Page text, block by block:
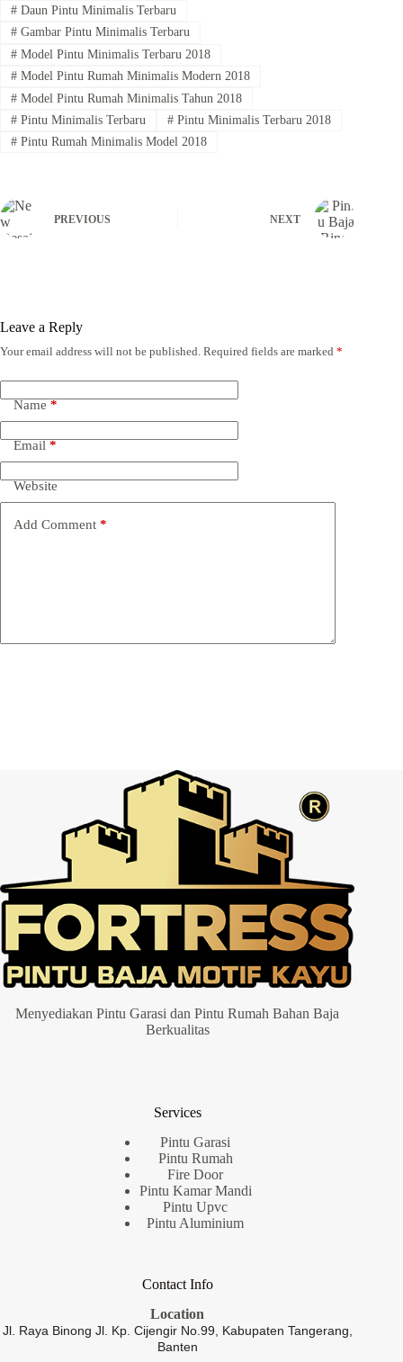
#Daun Pintu Minimalis Terbaru
#Gambar Pintu Minimalis Terbaru
#Model Pintu Minimalis Terbaru 2018
#Model Pintu Rumah Minimalis Modern 2018
#Model Pintu Rumah Minimalis Tahun 2018
#Pintu Minimalis Terbaru #Pintu Minimalis Terbaru 2018
#Pintu Rumah Minimalis Model 2018
PREVIOUS NEXT
Leave a Reply
Your email address will not be published. Required fields are marked *
Name *
Email *
Website
Add Comment *
Menyediakan Pintu Garasi dan Pintu Rumah Bahan Baja
Berkualitas
Services
Pintu Garasi
Pintu Rumah
Fire Door
Pintu Kamar Mandi
Pintu Upvc
Pintu Aluminium
Contact Info
Location
Jl. Raya Binong Jl. Kp. Cijengir No.99, Kabupaten Tangerang,
Banten